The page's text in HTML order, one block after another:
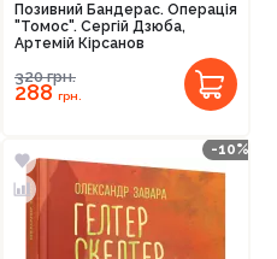
Позивний Бандерас. Операція
"Томос". Сергій Дзюба,
Артемій Кірсанов
320грн.
288грн.
-10%